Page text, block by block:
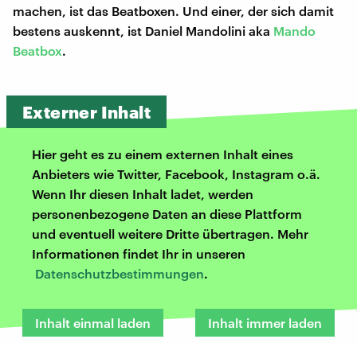
machen, ist das Beatboxen. Und einer, der sich damit
bestens auskennt, ist Daniel Mandolini aka Mando
Beatbox.
Externer Inhalt
Hier geht es zu einem externen Inhalt eines
Anbieters wie Twitter, Facebook, Instagram o.ä.
Wenn Ihr diesen Inhalt ladet, werden
personenbezogene Daten an diese Plattform
und eventuell weitere Dritte übertragen. Mehr
Informationen findet Ihr in unseren
Datenschutzbestimmungen.
Inhalt einmal laden Inhalt immer laden